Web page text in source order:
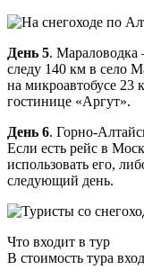
День 5. Мараловодка
следу 140 км в село
на микроавтобусе 23
гостинице «Аргут».
День 6. Горно-
Если есть рейс в
использовать его,
следующий день.
Что входит в тур
В стоимость тура